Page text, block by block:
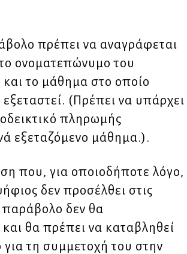
πρέπει να αναγράφεται
ονοματεπώνυμο του
και το μάθημα στο οποίο
εξεταστεί. (Πρέπει να υπάρχει
πληρωμής
εξεταζόμενο μάθημα.).
που, για οποιοδήποτε λόγο,
δεν προσέλθει στις
παράβολο δεν θα
θα πρέπει να καταβληθεί
τη συμμετοχή του στην